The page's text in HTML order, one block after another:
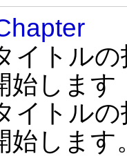
イトル
始します
イトル
始します